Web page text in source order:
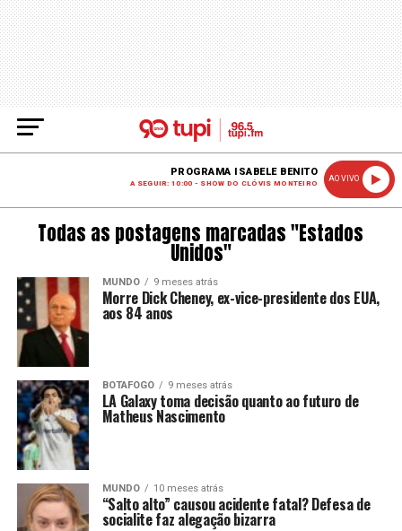
PROGRAMA ISABELE BENITO
A SEGUIR: 10:00 - SHOW DO CLÓVIS MONTEIRO
AO VIVO
Todas as postagens marcadas "Estados
Unidos"
MUNDO 9 meses atrás
Morre Dick Cheney, ex-vice-presidente dos EUA,
aos 84 anos
BOTAFOGO 9 meses atrás
LA Galaxy toma decisão quanto ao futuro de
Matheus Nascimento
MUNDO 10 meses atrás
“Salto alto” causou acidente fatal? Defesa de
socialite faz alegação bizarra